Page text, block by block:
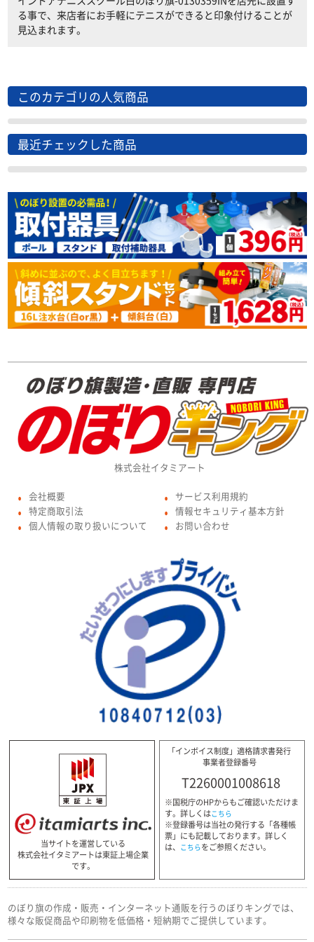
る事で、来店者にお手軽にテニスができると印象付けることが
見込まれます。
このカテゴリの人気商品
最近チェックした商品
株式会社イタミアート
● 会社概要
● 特定商取引法
● 個人情報の取り扱いについて
● サービス利用規約
● 情報セキュリティ基本方針
● お問い合わせ
当サイトを運営している
株式会社イタミアートは東証上場企業
です。
「インボイス制度」適格請求書発行
事業者登録番号
T2260001008618
※国税庁のHPからもご確認いただけま
す。詳しくはこちら
※登録番号は当社の発行する「各種帳
票」にも記載しております。詳しく
は、 こちらをご参照ください。
のぼり旗の作成・販売・インターネット通販を行うのぼりキングでは、
様々な販促商品や印刷物を低価格・短納期でご提供しています。